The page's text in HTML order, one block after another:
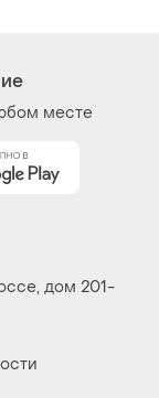
месте
дом 201-